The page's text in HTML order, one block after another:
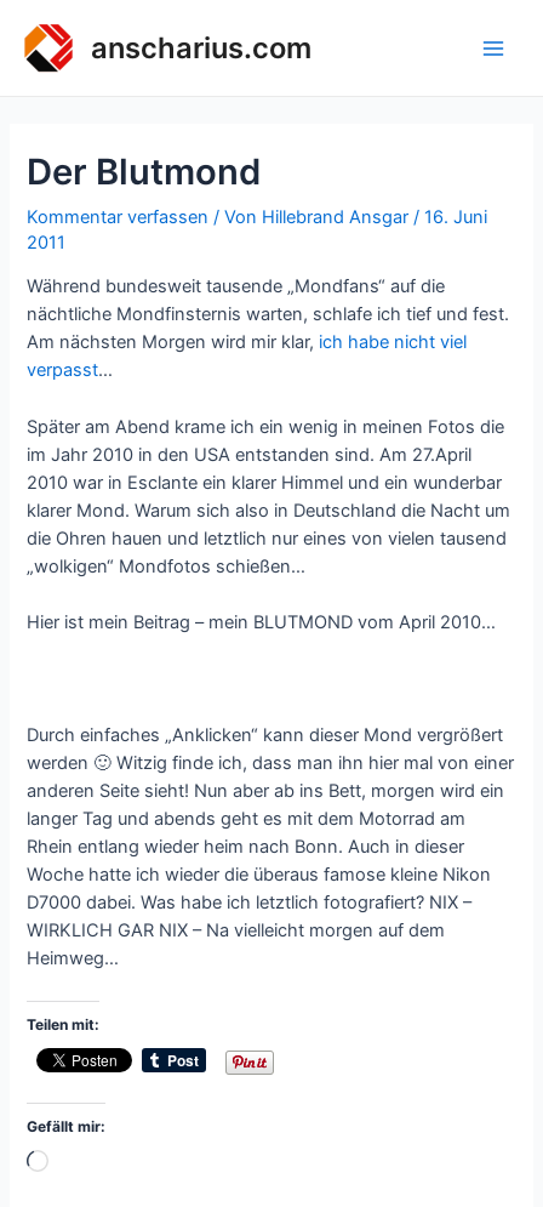
Inhalt
springen
anscharius.com
Der Blutmond
Kommentar verfassen / Von Hillebrand Ansgar /16. Juni
2011
Während bundesweit tausende „Mondfans“ auf die
nächtliche Mondfinsternis warten, schlafe ich tief und fest.
Am nächsten Morgen wird mir klar, ich habe nicht viel
verpasst…
Später am Abend krame ich ein wenig in meinen Fotos die
im Jahr 2010 in den USA entstanden sind. Am 27.April
2010 war in Esclante ein klarer Himmel und ein wunderbar
klarer Mond. Warum sich also in Deutschland die Nacht um
die Ohren hauen und letztlich nur eines von vielen tausend
„wolkigen“ Mondfotos schießen…
Hier ist mein Beitrag – mein BLUTMOND vom April 2010…
Durch einfaches „Anklicken“ kann dieser Mond vergrößert
werden 🙂 Witzig finde ich, dass man ihn hier mal von einer
anderen Seite sieht! Nun aber ab ins Bett, morgen wird ein
langer Tag und abends geht es mit dem Motorrad am
Rhein entlang wieder heim nach Bonn. Auch in dieser
Woche hatte ich wieder die überaus famose kleine Nikon
D7000 dabei. Was habe ich letztlich fotografiert? NIX –
WIRKLICH GAR NIX – Na vielleicht morgen auf dem
Heimweg…
Teilen mit:
Gefällt mir:
Wird